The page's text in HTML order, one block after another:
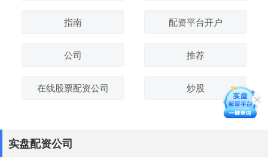
指南 配资平台开户
公司 推荐
在线股票配资公司 炒股
实盘配资公司